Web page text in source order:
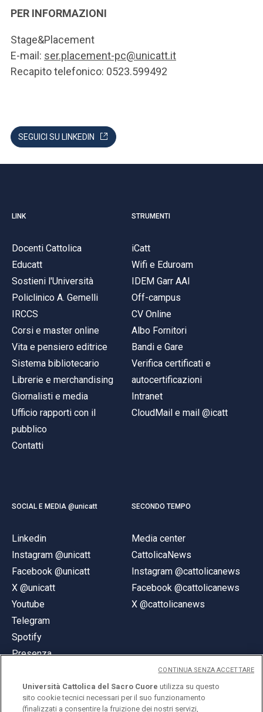
PER INFORMAZIONI
Stage&Placement
E-mail: ser.placement-pc@unicatt.it
Recapito telefonico: 0523.599492
SEGUICI SU LINKEDIN
LINK
Docenti Cattolica
Educatt
Sostieni l'Università
Policlinico A. Gemelli
IRCCS
Corsi e master online
Vita e pensiero editrice
Sistema bibliotecario
Librerie e merchandising
Giornalisti e media
Ufficio rapporti con il
pubblico
Contatti
STRUMENTI
iCatt
Wifi e Eduroam
IDEM Garr AAI
Off-campus
CV Online
Albo Fornitori
Bandi e Gare
Verifica certificati e
autocertificazioni
Intranet
CloudMail e mail @icatt
SOCIAL E MEDIA @unicatt
Linkedin
Instagram @unicatt
Facebook @unicatt
X @unicatt
Youtube
Telegram
Spotify
Presenza
SECONDO TEMPO
Media center
CattolicaNews
Instagram @cattolicanews
Facebook @cattolicanews
X @cattolicanews
Università Cattolica del Sacro Cuore utilizza su questo
sito cookie tecnici necessari per il suo funzionamento
(finalizzati a consentire la fruizione dei nostri servizi,
CONTINUA SENZA ACCETTARE